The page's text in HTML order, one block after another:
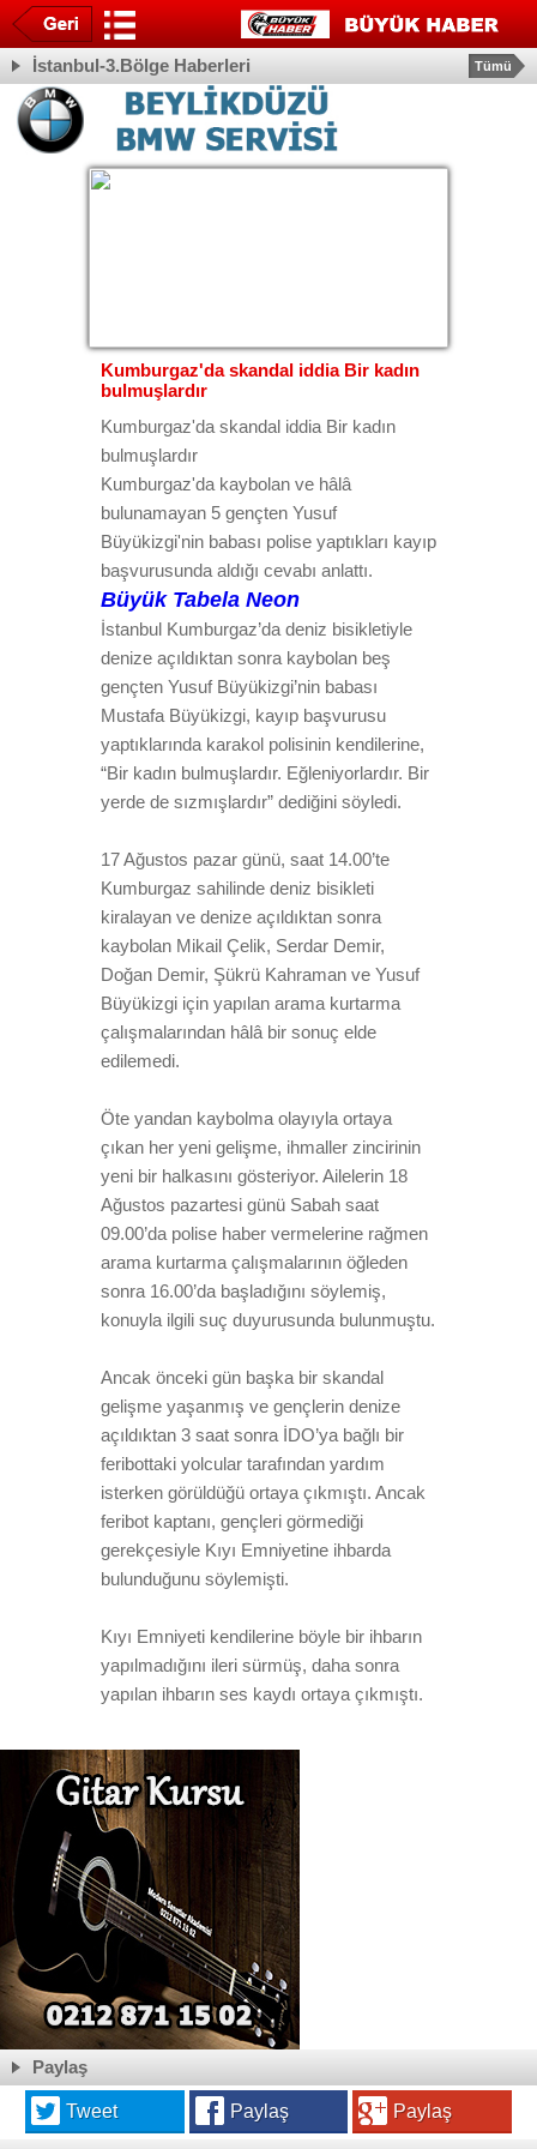
İstanbul-3.Bölge Haberleri Tümü
Kumburgaz'da skandal iddia Bir kadın
bulmuşlardır
Kumburgaz'da skandal iddia Bir kadın
bulmuşlardır
Kumburgaz'da kaybolan ve hâlâ
bulunamayan 5 gençten Yusuf
Büyükizgi'nin babası polise yaptıkları kayıp
başvurusunda aldığı cevabı anlattı.
Büyük Tabela Neon
İstanbul Kumburgaz’da deniz bisikletiyle
denize açıldıktan sonra kaybolan beş
gençten Yusuf Büyükizgi’nin babası
Mustafa Büyükizgi, kayıp başvurusu
yaptıklarında karakol polisinin kendilerine,
“Bir kadın bulmuşlardır. Eğleniyorlardır. Bir
yerde de sızmışlardır” dediğini söyledi.
17 Ağustos pazar günü, saat 14.00’te
Kumburgaz sahilinde deniz bisikleti
kiralayan ve denize açıldıktan sonra
kaybolan Mikail Çelik, Serdar Demir,
Doğan Demir, Şükrü Kahraman ve Yusuf
Büyükizgi için yapılan arama kurtarma
çalışmalarından hâlâ bir sonuç elde
edilemedi.
Öte yandan kaybolma olayıyla ortaya
çıkan her yeni gelişme, ihmaller zincirinin
yeni bir halkasını gösteriyor. Ailelerin 18
Ağustos pazartesi günü Sabah saat
09.00’da polise haber vermelerine rağmen
arama kurtarma çalışmalarının öğleden
sonra 16.00’da başladığını söylemiş,
konuyla ilgili suç duyurusunda bulunmuştu.
Ancak önceki gün başka bir skandal
gelişme yaşanmış ve gençlerin denize
açıldıktan 3 saat sonra İDO’ya bağlı bir
feribottaki yolcular tarafından yardım
isterken görüldüğü ortaya çıkmıştı. Ancak
feribot kaptanı, gençleri görmediği
gerekçesiyle Kıyı Emniyetine ihbarda
bulunduğunu söylemişti.
Kıyı Emniyeti kendilerine böyle bir ihbarın
yapılmadığını ileri sürmüş, daha sonra
yapılan ihbarın ses kaydı ortaya çıkmıştı.
Paylaş
Tweet Paylaş Paylaş